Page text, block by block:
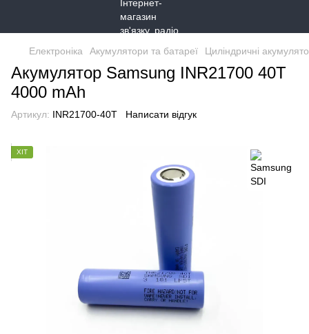
Електроніка Акумулятори та батареї Циліндричні
Акумулятор Samsung INR21700 40T
4000 mAh
Артикул: INR21700-40T Написати відгук
ХІТ